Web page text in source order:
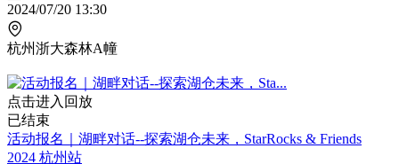
2024/07/20 13:30
杭州浙大森林A幢
点击进入回放
已结束
活动报名｜湖畔对话--探索湖仓未来，StarRocks & Friends
2024 杭州站